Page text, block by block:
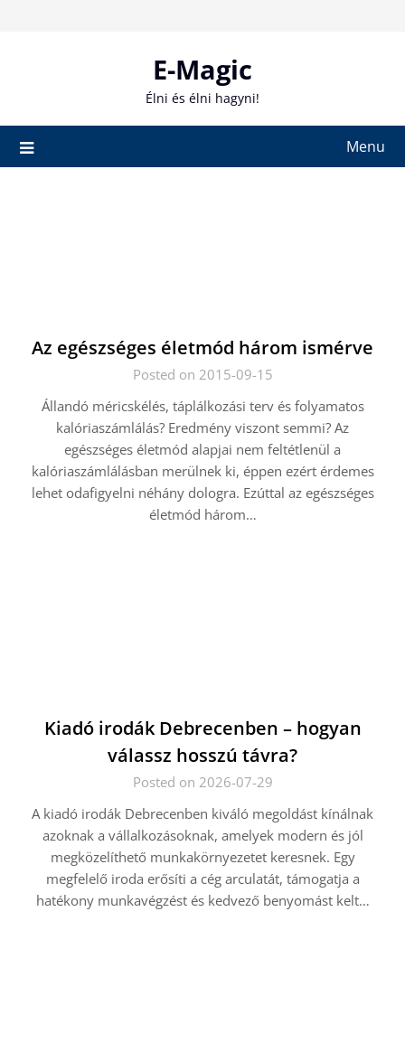
E-Magic
Élni és élni hagyni!
Menu
Az egészséges életmód három ismérve
Posted on 2015-09-15
Állandó méricskélés, táplálkozási terv és folyamatos
kalóriaszámlálás? Eredmény viszont semmi? Az
egészséges életmód alapjai nem feltétlenül a
kalóriaszámlálásban merülnek ki, éppen ezért érdemes
lehet odafigyelni néhány dologra. Ezúttal az egészséges
életmód három…
Kiadó irodák Debrecenben – hogyan
válassz hosszú távra?
Posted on 2026-07-29
A kiadó irodák Debrecenben kiváló megoldást kínálnak
azoknak a vállalkozásoknak, amelyek modern és jól
megközelíthető munkakörnyezetet keresnek. Egy
megfelelő iroda erősíti a cég arculatát, támogatja a
hatékony munkavégzést és kedvező benyomást kelt…